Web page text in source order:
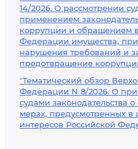
14/2026. О рассмотрении
применением
коррупции и обращением
Федерации имущества,
нарушения требований и
предотвращение
"Тематический обзор
Федерации N 8/2026. О
судами законодательства
мерах, предусмотренных
интересов Российской